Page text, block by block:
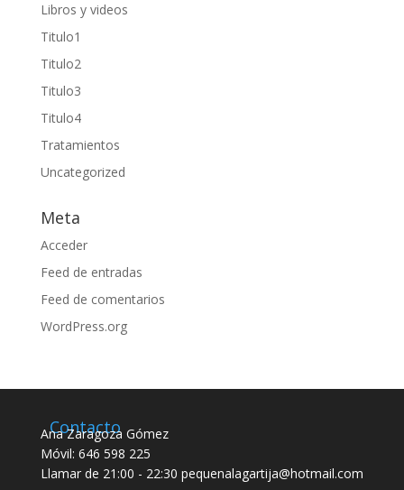
Libros y videos
Titulo1
Titulo2
Titulo3
Titulo4
Tratamientos
Uncategorized
Meta
Acceder
Feed de entradas
Feed de comentarios
WordPress.org
Contacto
Ana Zaragoza Gómez
Móvil: 646 598 225
Llamar de 21:00 - 22:30 pequenalagartija@hotmail.com